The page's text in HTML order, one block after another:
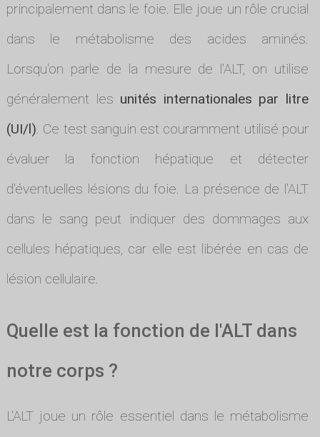
principalement dans le foie. Elle joue un rôle crucial
dans le métabolisme des acides aminés.
Lorsqu'on parle de la mesure de l'ALT, on utilise
généralement les unités internationales par litre
(UI/l). Ce test sanguin est couramment utilisé pour
évaluer la fonction hépatique et détecter
d'éventuelles lésions du foie. La présence de l'ALT
dans le sang peut indiquer des dommages aux
cellules hépatiques, car elle est libérée en cas de
lésion cellulaire.
Quelle est la fonction de l'ALT dans
notre corps ?
L'ALT joue un rôle essentiel dans le métabolisme